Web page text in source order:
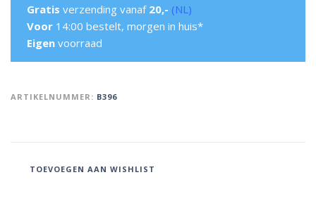
Gratis verzending vanaf 20,- (NL)
Voor 14:00 bestelt, morgen in huis*
Eigen voorraad
ARTIKELNUMMER: B396
TOEVOEGEN AAN WISHLIST